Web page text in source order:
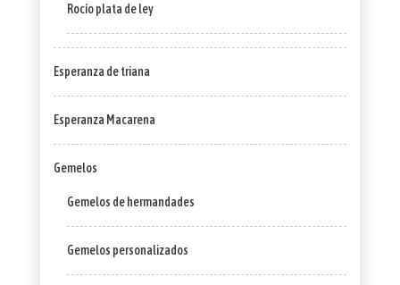
Rocío plata de ley
Esperanza de triana
Esperanza Macarena
Gemelos
Gemelos de hermandades
Gemelos personalizados